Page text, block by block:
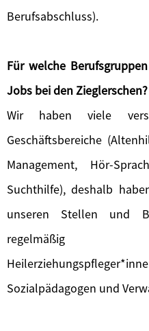
Berufsabschluss).
Für welche
Jobs bei den Zieglerschen?
Wir haben viele
Geschäftsbereiche
Management, Hör-
Suchthilfe), deshalb
unseren Stellen und
regelmäßig
Sozialpädagogen und